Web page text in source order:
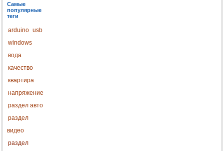
Самые
популярные
теги
arduino usb
windows
вода
качество
квартира
напряжение
раздел авто
раздел
видео
раздел